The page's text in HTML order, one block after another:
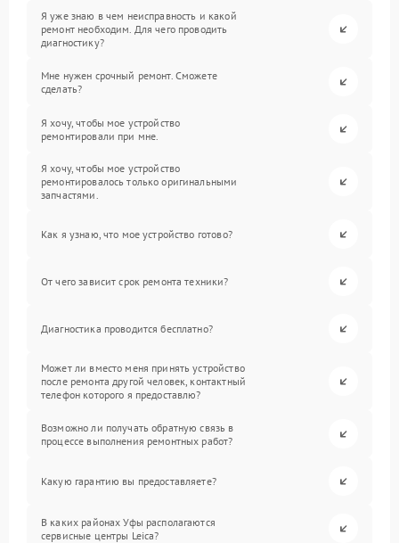
Я уже знаю в чем неисправность и какой
ремонт необходим. Для чего проводить
диагностику?
Мне нужен срочный ремонт. Сможете
сделать?
Я хочу, чтобы мое устройство
ремонтировали при мне.
Я хочу, чтобы мое устройство
ремонтировалось только оригинальными
запчастями.
Как я узнаю, что мое устройство готово?
От чего зависит срок ремонта техники?
Диагностика проводится бесплатно?
Может ли вместо меня принять устройство
после ремонта другой человек, контактный
телефон которого я предоставлю?
Возможно ли получать обратную связь в
процессе выполнения ремонтных работ?
Какую гарантию вы предоставляете?
В каких районах Уфы располагаются
сервисные центры Leica?